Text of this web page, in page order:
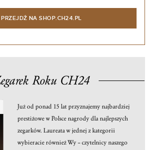
PRZEJDŹ NA SHOP.CH24.PL
Roku CH24
Już od ponad 15 lat przyznajemy najbardziej
prestiżowe w Polsce nagrody dla najlepszych
zegarków. Laureata w jednej z kategorii
wybieracie również Wy – czytelnicy naszego